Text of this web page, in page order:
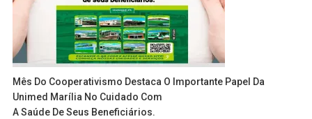
Mês Do Cooperativismo Destaca O Importante Papel Da
Unimed Marília No Cuidado Com
A Saúde De Seus Beneficiários.